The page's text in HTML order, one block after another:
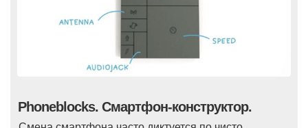
Phoneblocks. Cмартфон-конструктор.